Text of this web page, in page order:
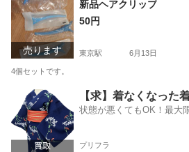
売ります
新品ヘアクリップ
50円
東京駅 6月13日
4個セットです。
東京 調布市 東京駅 ベビー用品
【求】着なくなった
状態が悪くてもOK！最大
プリフラ